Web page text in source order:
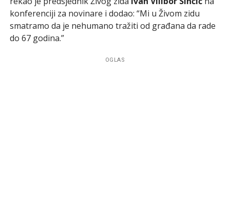
konferenciji za novinare i dodao: “Mi u Živom zidu
smatramo da je nehumano tražiti od građana da rade
do 67 godina.”
OGLAS